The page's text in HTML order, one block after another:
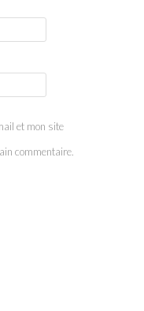
et mon site
commentaire.